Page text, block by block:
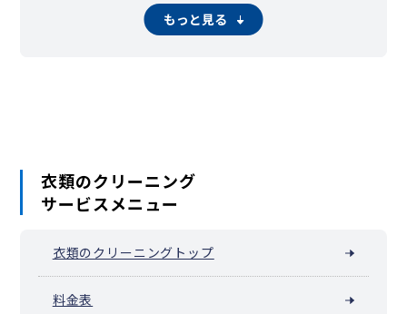
向ケ丘（川崎市高津区）もっと見る
衣類のクリーニング
サービスメニュー
衣類のクリーニングトップ
料金表